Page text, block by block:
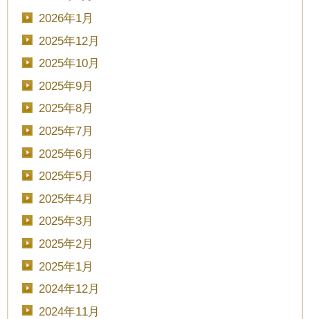
2026年1月
2025年12月
2025年10月
2025年9月
2025年8月
2025年7月
2025年6月
2025年5月
2025年4月
2025年3月
2025年2月
2025年1月
2024年12月
2024年11月